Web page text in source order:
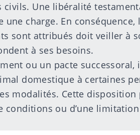
civils. Une libéralité
une charge. En
sont attribués doit veiller à
à ses besoins.
ou un pacte
domestique à certaines
modalités. Cette
conditions ou d’une